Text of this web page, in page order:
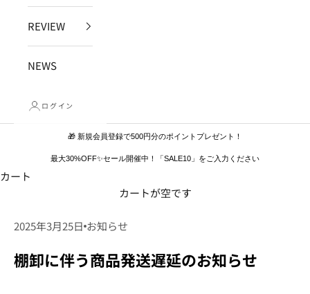
REVIEW
NEWS
ログイン
🎁 新規会員登録で500円分のポイントプレゼント！
最大30%OFF✨セール開催中！「SALE10」をご入力ください
カート
カートが空です
2025年3月25日 お知らせ
棚卸に伴う商品発送遅延のお知らせ